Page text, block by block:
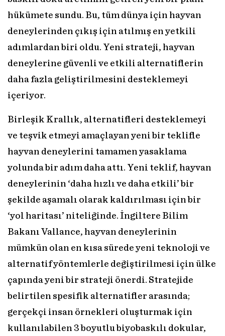
hükümete sundu. Bu, tüm dünya için hayvan
deneylerinden çıkış için atılmış en yetkili
adımlardan biri oldu. Yeni strateji, hayvan
deneylerine güvenli ve etkili alternatiflerin
daha fazla geliştirilmesini desteklemeyi
içeriyor.
Birleşik Krallık, alternatifleri desteklemeyi
ve teşvik etmeyi amaçlayan yeni bir teklifle
hayvan deneylerini tamamen yasaklama
yolunda bir adım daha attı. Yeni teklif, hayvan
deneylerinin ‘daha hızlı ve daha etkili’ bir
şekilde aşamalı olarak kaldırılması için bir
‘yol haritası’ niteliğinde. İngiltere Bilim
Bakanı Vallance, hayvan deneylerinin
mümkün olan en kısa sürede yeni teknoloji ve
alternatif yöntemlerle değiştirilmesi için ülke
çapında yeni bir strateji önerdi. Stratejide
belirtilen spesifik alternatifler arasında;
gerçekçi insan örnekleri oluşturmak için
kullanılabilen 3 boyutlu biyobaskılı dokular,